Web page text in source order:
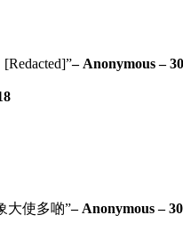
– Anonymous –
大使多啲”– Anonymous –